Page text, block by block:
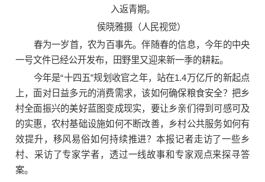
入返青期。
侯晓雅摄（人民视觉）
春为一岁首，农为百事先。伴随春的信息，今年的中央
一号文件已经公开发布，田野里又迎来新一季的耕耘。
今年是“十四五”规划收官之年，站在1.4万亿斤的新起点
上，面对日益多元的消费需求，该如何确保粮食安全？把乡
村全面振兴的美好蓝图变成现实，要让乡亲们得到可感可及
的实惠，农村基础设施如何不断改善，乡村公共服务如何有
效提升，移风易俗如何持续推进？本报记者走访了一些乡
村、采访了专家学者，透过一线故事和专家观点来探寻答
案。